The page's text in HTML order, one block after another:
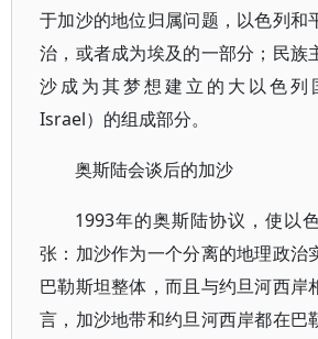
于加沙的地位归属问题，以色列和
治，或者成为埃及的一部分；民族
沙成为其梦想建立的大以色列
Israel）的组成部分。
奥斯陆会谈后的加沙
1993年的奥斯陆协议，使以
张：加沙作为一个分离的地理政治
巴勒斯坦整体，而且与约旦河西岸
言，加沙地带和约旦河西岸都在巴